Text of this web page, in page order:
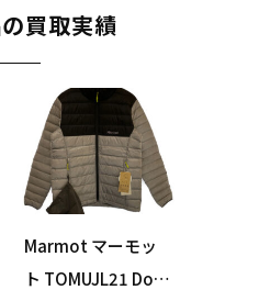
買取実績
Marmot マーモッ
ト TOMUJL21 Dou